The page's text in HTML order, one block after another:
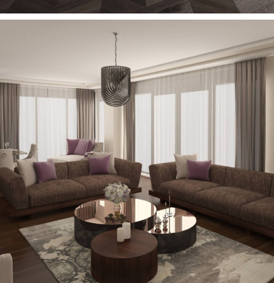
Teo Koltuk Takımı